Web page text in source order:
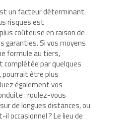
un facteur déterminant.
risques est
coûteuse en raison de
garanties. Si vos moyens
formule au tiers,
par quelques
pourrait être plus
également vos
: roulez-vous
de longues distances, ou
occasionnel ? Le lieu de